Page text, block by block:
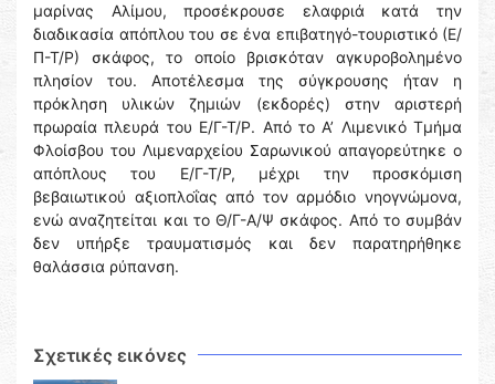
μαρίνας Αλίμου, προσέκρουσε ελαφριά κατά την
διαδικασία απόπλου του σε ένα επιβατηγό-τουριστικό (Ε/
Π-Τ/Ρ) σκάφος, το οποίο βρισκόταν αγκυροβολημένο
πλησίον του. Αποτέλεσμα της σύγκρουσης ήταν η
πρόκληση υλικών ζημιών (εκδορές) στην αριστερή
πρωραία πλευρά του Ε/Γ-Τ/Ρ. Από το Α’ Λιμενικό Τμήμα
Φλοίσβου του Λιμεναρχείου Σαρωνικού απαγορεύτηκε ο
απόπλους του Ε/Γ-Τ/Ρ, μέχρι την προσκόμιση
βεβαιωτικού αξιοπλοΐας από τον αρμόδιο νηογνώμονα,
ενώ αναζητείται και το Θ/Γ-Α/Ψ σκάφος. Από το συμβάν
δεν υπήρξε τραυματισμός και δεν παρατηρήθηκε
θαλάσσια ρύπανση.
Σχετικές εικόνες